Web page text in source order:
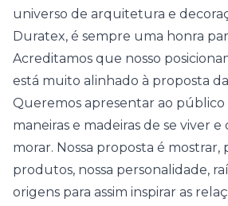
universo de arquitetura e
Duratex, é sempre uma honra
Acreditamos que nosso
está muito alinhado à proposta
Queremos apresentar ao público
maneiras e madeiras de se viver e
morar. Nossa proposta é mostrar,
produtos, nossa personalidade,
origens para assim inspirar as